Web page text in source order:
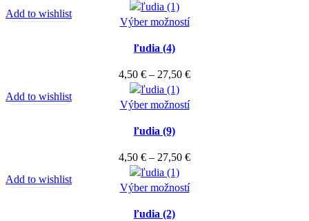
produktu.
Možnosti
si
na
produktu.
4,50 €
Add to wishlist
Výber možnostíTento
variantov.
Možnosti
si
na
produktu.
ľudia (4)
4,50 € – 27,50 €Price
4,50 €
Add to wishlist
Výber možnostíTento
variantov.
Možnosti
si
ľudia (9)
4,50 € – 27,50 €Price
4,50 €
Add to wishlist
Výber možnostíTento
ľudia (2)